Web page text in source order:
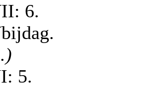
6.
5.